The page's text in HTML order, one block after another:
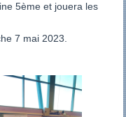
5ème et jouera les
7 mai 2023.